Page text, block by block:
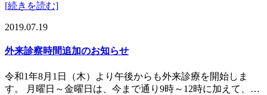
[続きを読む]
2019.07.19
外来診察時間追加のお知らせ
令和1年8月1日（木）より午後からも外来診療を開始しま
す。 月曜日～金曜日は、今まで通り9時～12時に加えて、…